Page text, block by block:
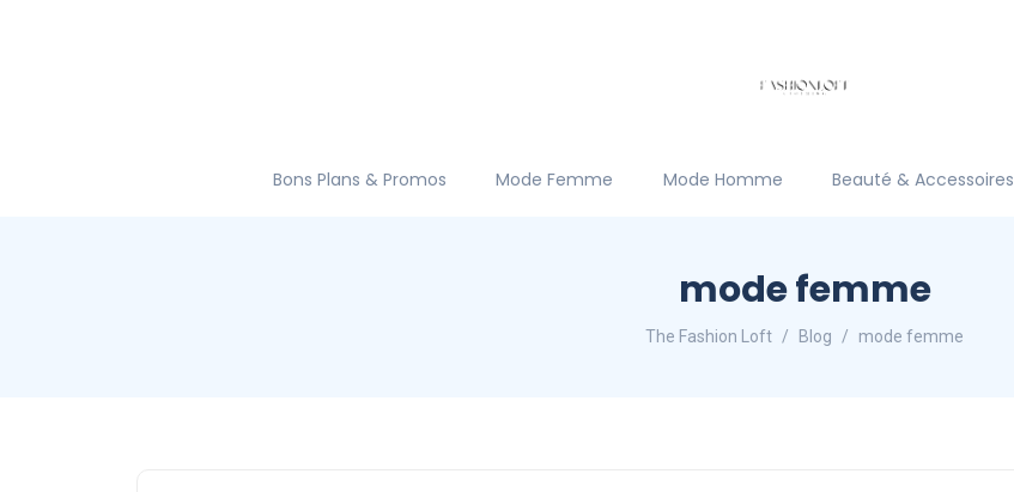
Bons Plans & Promos Mode Femme Mode Homme Beauté & Accessoires
mode femme
The Fashion Loft Blog mode femme